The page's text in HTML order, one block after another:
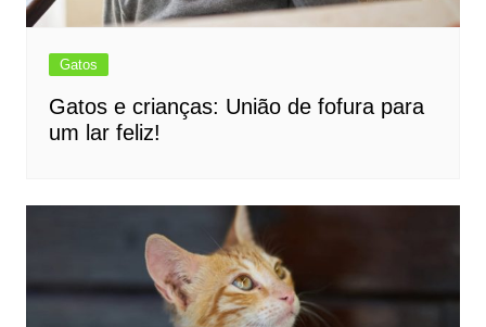
Gatos
Gatos e crianças: União de fofura para
um lar feliz!